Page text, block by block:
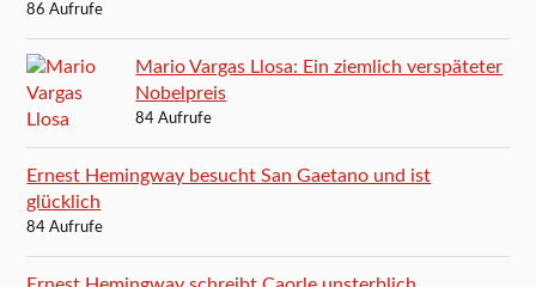
86 Aufrufe
Mario Vargas Llosa: Ein ziemlich verspäteter
Nobelpreis
84 Aufrufe
Ernest Hemingway besucht San Gaetano und ist
glücklich
84 Aufrufe